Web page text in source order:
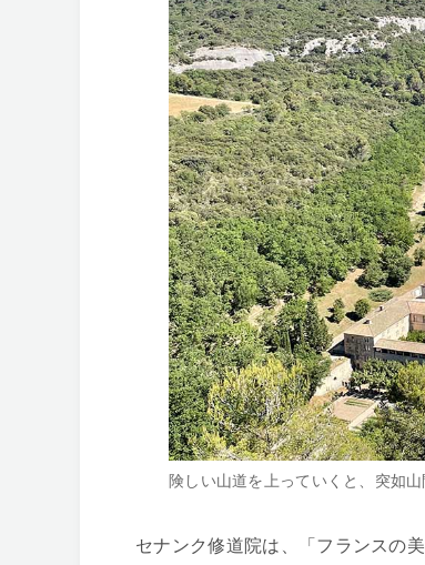
険しい山道を上っていくと、突如
セナンク修道院は、「フランスの